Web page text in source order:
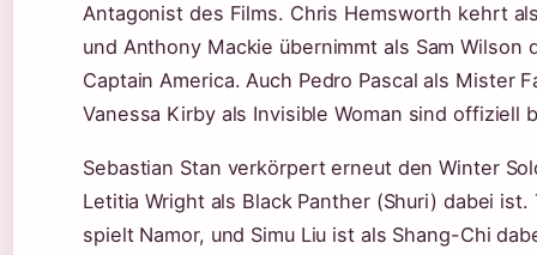
Antagonist des Films. Chris Hemsworth kehrt
und Anthony Mackie übernimmt als Sam Wilson
Captain America. Auch Pedro Pascal als Mister
Vanessa Kirby als Invisible Woman sind offiziell
Sebastian Stan verkörpert erneut den Winter
Letitia Wright als Black Panther (Shuri) dabei ist.
spielt Namor, und Simu Liu ist als Shang-Chi